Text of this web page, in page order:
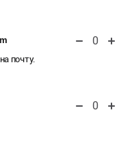
0
почту.
0